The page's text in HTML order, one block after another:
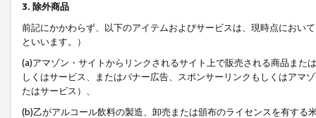
3. 除外商品
前記にかかわらず、以下のアイテムおよびサービスは、現時点におい
といいます。）
(a)アマゾン・サイトからリンクされるサイト上で販売される商品ま
しくはサービス、またはバナー広告、スポンサーリンクもしくはアマ
たはサービス）、
(b)乙がアルコール飲料の製造、卸売または頒布のライセンスを有す